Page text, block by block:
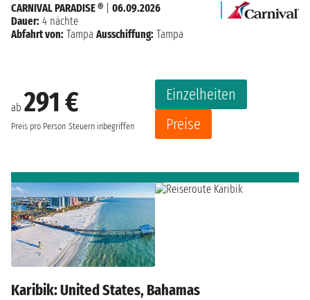
ab 291 €
Preis pro Person Steuern inbegriffen
Einzelheiten
Preise
CARNIVAL PARADISE ®
06.09.2026
Dauer: 4 nächte
Abfahrt von: Tampa Ausschiffung: Tampa
Karibik: United States, Bahamas